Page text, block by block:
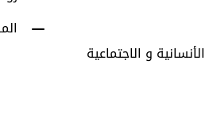
و الاجتماعية